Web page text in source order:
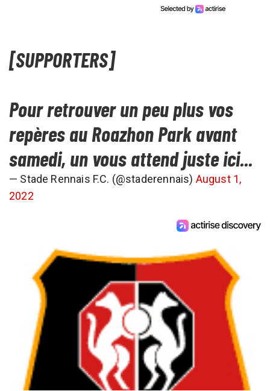
[SUPPORTERS]
Pour retrouver un peu plus vos
repères au Roazhon Park avant
samedi, un vous attend juste ici...
— Stade Rennais F.C. (@staderennais) August 1,
2022